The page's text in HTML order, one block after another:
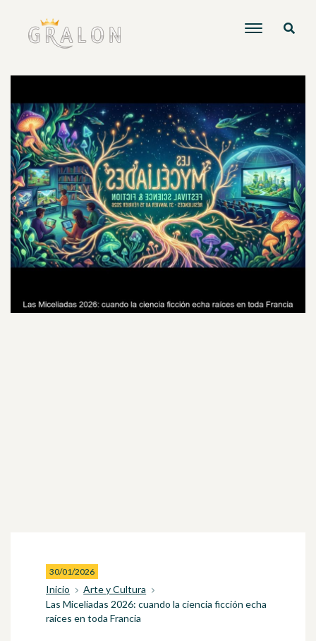
30/01/2026
Inicio
Arte y Cultura
Las Miceliadas 2026: cuando la ciencia ficción echa
raíces en toda Francia